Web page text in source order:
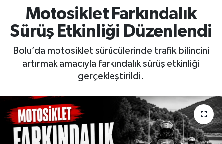
Motosiklet Farkındalık
Sürüş Etkinliği Düzenlendi
Bolu’da motosiklet sürücülerinde trafik bilincini
artırmak amacıyla farkındalık sürüş etkinliği
gerçekleştirildi.